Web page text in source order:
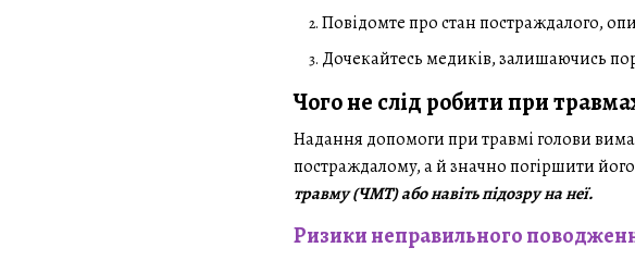
Повідомте про стан постраждалого,
Дочекайтесь медиків, залишаючись
Чого не слід робити при
Надання допомоги при травмі голови
постраждалому, а й значно погіршити
травму (ЧМТ) або навіть підозру на неї.
Ризики неправильного